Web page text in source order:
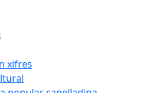
xifres